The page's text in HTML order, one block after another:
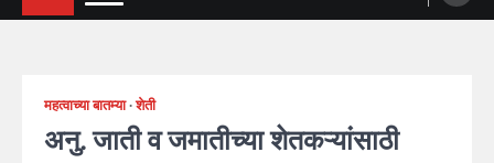
महत्वाच्या बातम्या शेती
अनु. जाती व जमातीच्या शेतकऱ्यांसाठी